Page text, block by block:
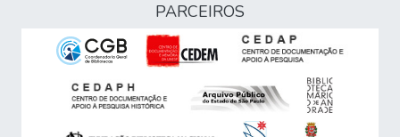
PARCEIROS